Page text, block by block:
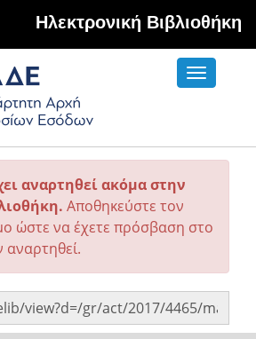
Hλεκτρονική Βιβλιοθήκη
Toggle
αναρτηθεί ακόμα στην
Αποθηκεύστε τον
ώστε να έχετε πρόσβαση στο